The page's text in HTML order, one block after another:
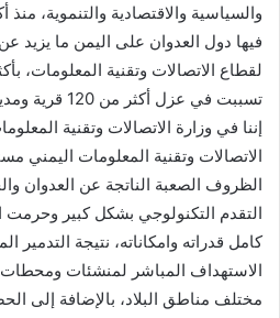
والسياسية والاقتصادية والتنموية،
تسببت في عزل أكثر من 120 قرية ومدينة يمنية عن العالم.
إننا في وزارة الاتصالات وتقنية
الاتصالات وتقنية المعلومات اليمني
الظروف الصعبة الناتجة عن العدوان
التقدم التكنولوجي بشكل كبير وحرمت
كامل قدراته وامكاناته، نتيجة التدمير
الاستهداف المباشر لمنشئات ومحطات
مختلف مناطق البلاد، بالإضافة إلى